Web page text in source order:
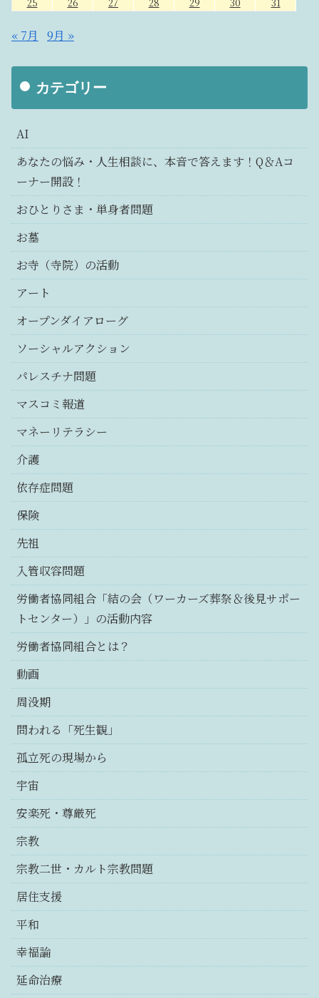
« 7月 9月 »
カテゴリー
AI
あなたの悩み・人生相談に、本音で答えます！Q＆Aコ
ーナー開設！
おひとりさま・単身者問題
お墓
お寺（寺院）の活動
アート
オープンダイアローグ
ソーシャルアクション
パレスチナ問題
マスコミ報道
マネーリテラシー
介護
依存症問題
保険
先祖
入管収容問題
労働者協同組合「結の会（ワーカーズ葬祭＆後見サポー
トセンター）」の活動内容
労働者協同組合とは？
動画
周没期
問われる「死生観」
孤立死の現場から
宇宙
安楽死・尊厳死
宗教
宗教二世・カルト宗教問題
居住支援
平和
幸福論
延命治療